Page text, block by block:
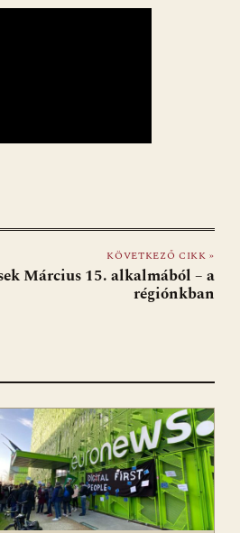
KÖVETKEZŐ CIKK »
Március 15. alkalmából – a
régiónkban